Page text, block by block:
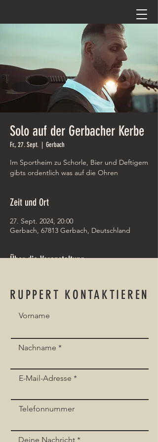
Solo auf der Gerbacher Kerbe
Fr., 27. Sept.
  |
Gerbach
Im Sportheim zu Schorle, Bier und Deftigem
gibts ordentlich was auf die Ohren
Zeit und Ort
27. Sept. 2024, 20:00
Gerbach, 67813 Gerbach, Deutschland
Über die Veranstaltung
RUPPERT KONTAKTIEREN
Vorname
Nachname
E-Mail-Adresse
Telefonnummer
Deine Nachricht